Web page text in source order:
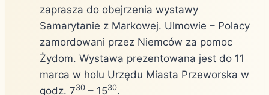
zaprasza do obejrzenia wystawy
Samarytanie z Markowej. Ulmowie – Polacy
zamordowani przez Niemców za pomoc
Żydom. Wystawa prezentowana jest do 11
marca w holu Urzędu Miasta Przeworska w
godz. 730 – 1530.